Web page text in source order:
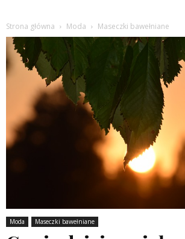
Strona główna Moda Maseczki bawełniane
Moda Maseczki bawełniane